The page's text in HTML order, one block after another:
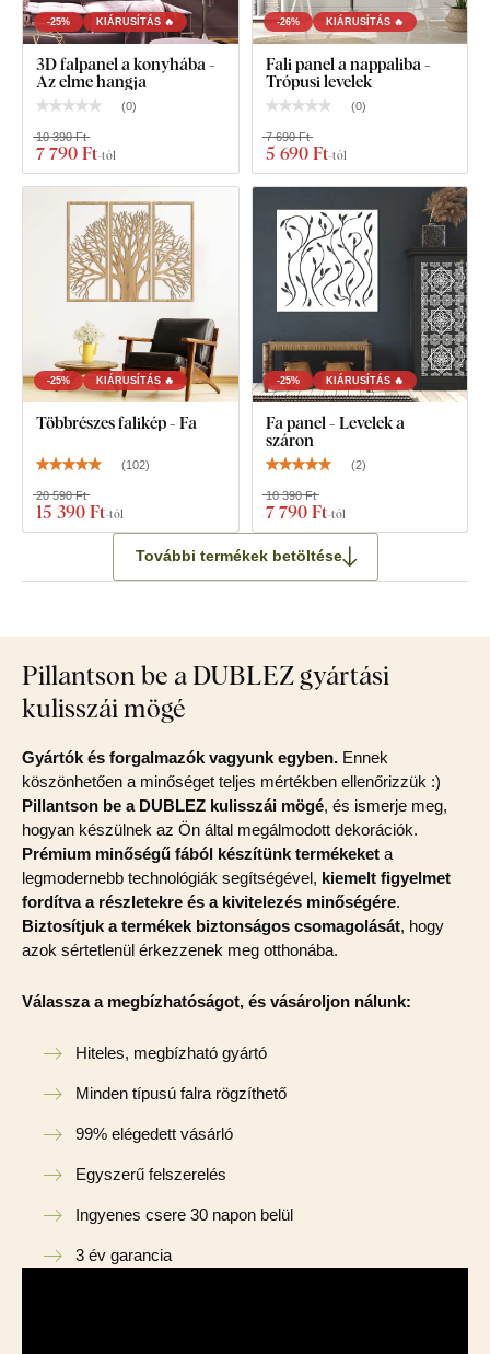
-25% KIÁRUSÍTÁS 🔥
3D falpanel a konyhába -
Az elme hangja
(0)
7 790 Ft-tól
10 390 Ft
-26% KIÁRUSÍTÁS 🔥
Fali panel a nappaliba -
Trópusi levelek
(0)
5 690 Ft-tól
7 690 Ft
-25% KIÁRUSÍTÁS 🔥
Többrészes falikép - Fa
(102)
15 390 Ft-tól
20 590 Ft
-25% KIÁRUSÍTÁS 🔥
Fa panel - Levelek a
száron
(2)
7 790 Ft-tól
10 390 Ft
További termékek betöltése
Pillantson be a DUBLEZ gyártási
kulisszái mögé
Gyártók és forgalmazók vagyunk egyben. Ennek
köszönhetően a minőséget teljes mértékben ellenőrizzük :)
Pillantson be a DUBLEZ kulisszái mögé, és ismerje meg,
hogyan készülnek az Ön által megálmodott dekorációk.
Prémium minőségű fából készítünk termékeket a
legmodernebb technológiák segítségével, kiemelt figyelmet
fordítva a részletekre és a kivitelezés minőségére.
Biztosítjuk a termékek biztonságos csomagolását, hogy
azok sértetlenül érkezzenek meg otthonába.
Válassza a megbízhatóságot, és vásároljon nálunk:
Hiteles, megbízható gyártó
Minden típusú falra rögzíthető
99% elégedett vásárló
Egyszerű felszerelés
Ingyenes csere 30 napon belül
3 év garancia